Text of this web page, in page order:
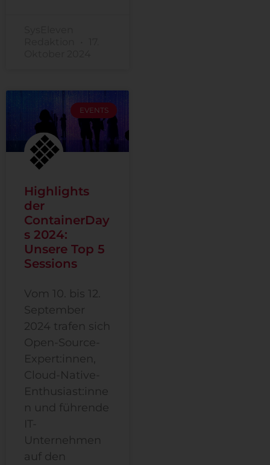
EVENTS
Highlights
der
ContainerDay
s 2024:
Unsere Top 5
Sessions
Vom 10. bis 12.
September
2024 trafen sich
Open-Source-
Expert:innen,
Cloud-Native-
Enthusiast:inne
n und führende
IT-
Unternehmen
auf den